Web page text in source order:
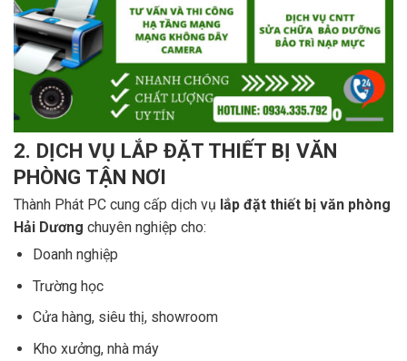
2. DỊCH VỤ LẮP ĐẶT THIẾT BỊ VĂN
PHÒNG TẬN NƠI
Thành Phát PC cung cấp dịch vụ lắp đặt thiết bị văn phòng
Hải Dương chuyên nghiệp cho:
Doanh nghiệp
Trường học
Cửa hàng, siêu thị, showroom
Kho xưởng, nhà máy